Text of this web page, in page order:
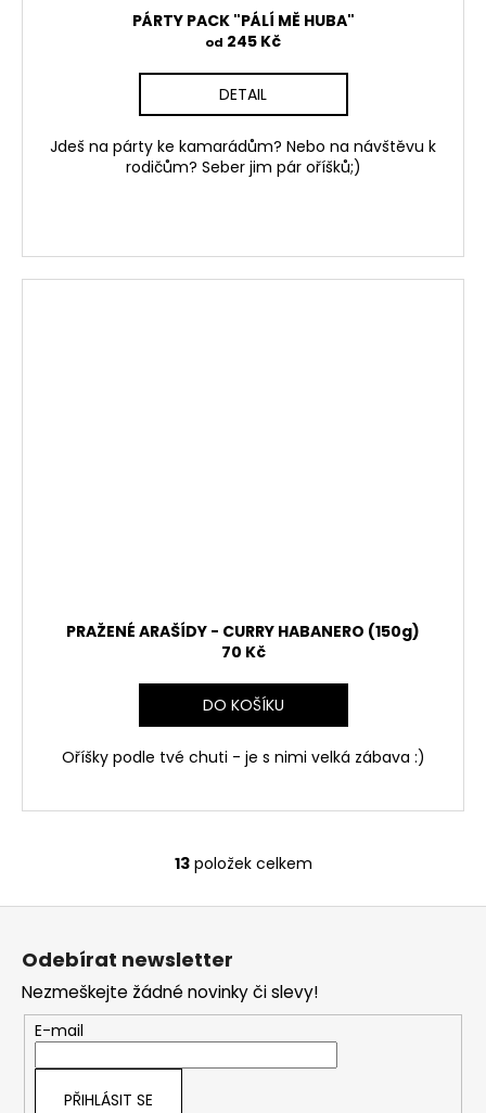
PÁRTY PACK "PÁLÍ MĚ HUBA"
od 245 Kč
DETAIL
Jdeš na párty ke kamarádům? Nebo na návštěvu k
rodičům? Seber jim pár oříšků;)
PRAŽENÉ ARAŠÍDY - CURRY HABANERO (150g)
70 Kč
DO KOŠÍKU
Oříšky podle tvé chuti - je s nimi velká zábava :)
O
v
a
c
í
p
13položek celkem
Odebírat newsletter
Nezmeškejte žádné novinky či slevy!
E-mail
PŘIHLÁSIT SE